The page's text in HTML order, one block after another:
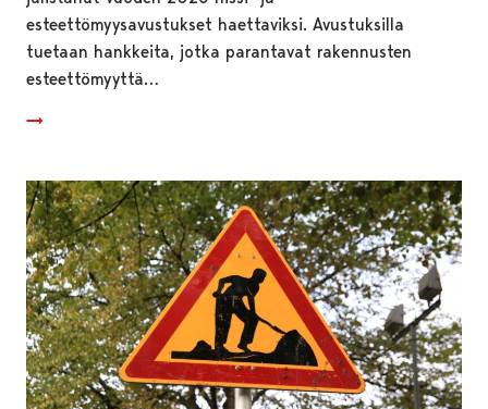
esteettömyysavustukset haettaviksi. Avustuksilla
tuetaan hankkeita, jotka parantavat rakennusten
esteettömyyttä…